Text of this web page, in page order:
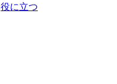
役に立つ